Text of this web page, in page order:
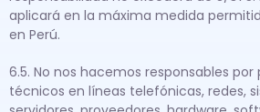
aplicará en la máxima medida
en Perú.
6.5. No nos hacemos responsables
técnicos en líneas telefónicas, redes,